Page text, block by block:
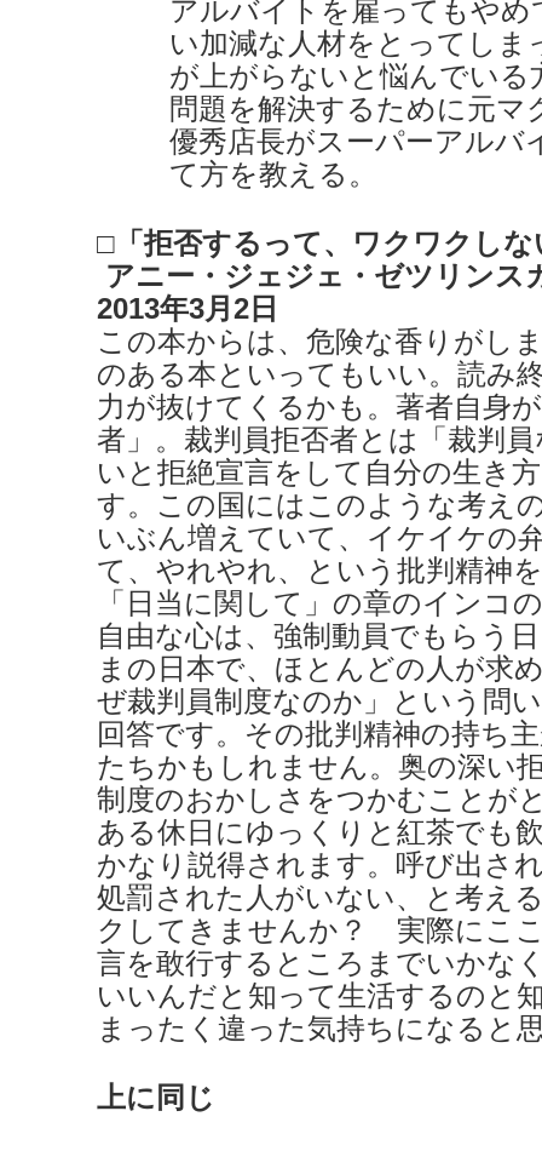
アルバイトを雇ってもや
い加減な人材をとってしま
が上がらないと悩んでいる
問題を解決するために元マ
優秀店長がスーパーアルバ
て方を教える。
□「拒否するって、ワクワクしな
アニー・ジェジェ・ゼツリン
2013年3月2日
この本からは、危険な香りがし
のある本といってもいい。読み
力が抜けてくるかも。著者自身
者」。裁判員拒否者とは「裁判
いと拒絶宣言をして自分の生き
す。この国にはこのような考え
いぶん増えていて、イケイケの
て、やれやれ、という批判精神
「日当に関して」の章のインコ
自由な心は、強制動員でもらう
まの日本で、ほとんどの人が求
ぜ裁判員制度なのか」という問
回答です。その批判精神の持ち
たちかもしれません。奥の深い
制度のおかしさをつかむことが
ある休日にゆっくりと紅茶でも
かなり説得されます。呼び出さ
処罰された人がいない、と考え
クしてきませんか？ 実際にこ
言を敢行するところまでいかな
いいんだと知って生活するのと
まったく違った気持ちになると
上に同じ